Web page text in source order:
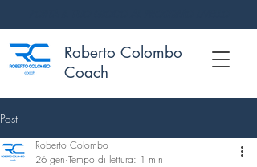
Roberto Colombo
Coach
Post
Roberto Colombo
26 gen Tempo di lettura: 1 min